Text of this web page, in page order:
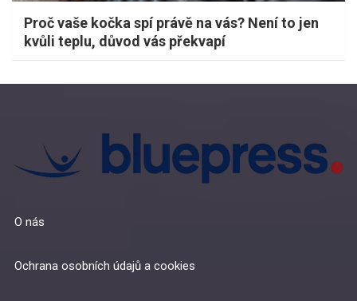
Proč vaše kočka spí právě na vás? Není to jen
kvůli teplu, důvod vás překvapí
O nás
Ochrana osobních údajů a cookies